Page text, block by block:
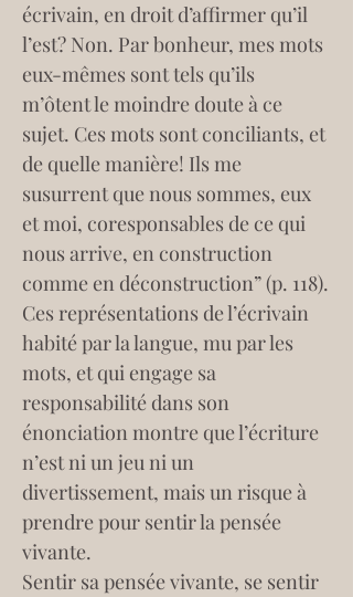
écrivain, en droit d’affirmer qu’il
l’est? Non. Par bonheur, mes mots
eux-mêmes sont tels qu’ils
m’ôtent le moindre doute à ce
sujet. Ces mots sont conciliants, et
de quelle manière! Ils me
susurrent que nous sommes, eux
et moi, coresponsables de ce qui
nous arrive, en construction
comme en déconstruction” (p. 118).
Ces représentations de l’écrivain
habité par la langue, mu par les
mots, et qui engage sa
responsabilité dans son
énonciation montre que l’écriture
n’est ni un jeu ni un
divertissement, mais un risque à
prendre pour sentir la pensée
vivante.
Sentir sa pensée vivante, se sentir